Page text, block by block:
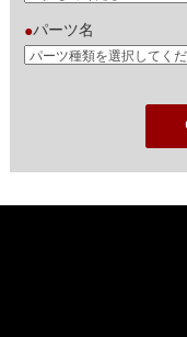
●パーツ名